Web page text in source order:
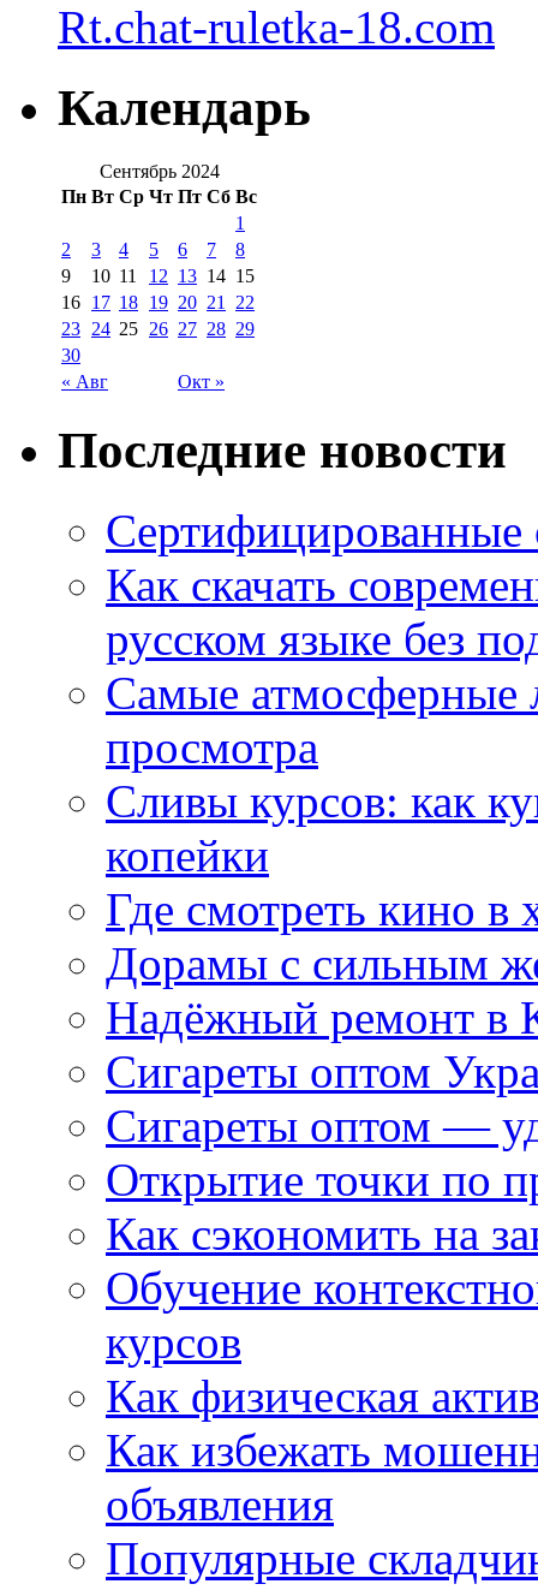
Rt.chat-ruletka-18.com
Календарь
Сентябрь 2024
Пн Вт Ср Чт Пт Сб Вс
« Авг Окт »
1
2
3 4 5 6 7
8
9
10 11 12 13 14 15
16 17 18 19 20 21
22
23 24 25 26 27 28 29
30
Последние новости
Как скачать
русском языке без
Самые атмосферные
просмотра
Сливы курсов: как
копейки
Где смотреть кино в
Дорамы с сильным
Надёжный ремонт в
Сигареты оптом
Сигареты оптом —
Открытие точки по
Как сэкономить на
Обучение
курсов
Как физическая
Как избежать
объявления
Популярные